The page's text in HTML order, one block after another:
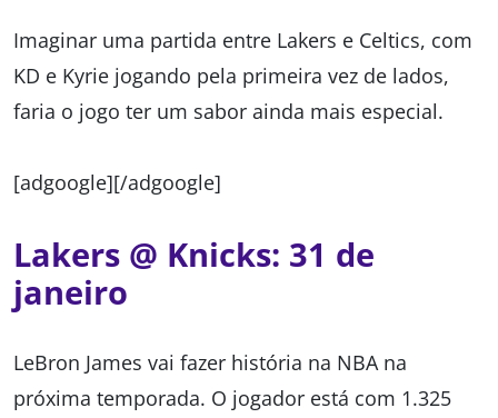
Imaginar uma partida entre Lakers e Celtics, com
KD e Kyrie jogando pela primeira vez de lados,
faria o jogo ter um sabor ainda mais especial.
[adgoogle][/adgoogle]
Lakers @ Knicks: 31 de
janeiro
LeBron James vai fazer história na NBA na
próxima temporada. O jogador está com 1.325